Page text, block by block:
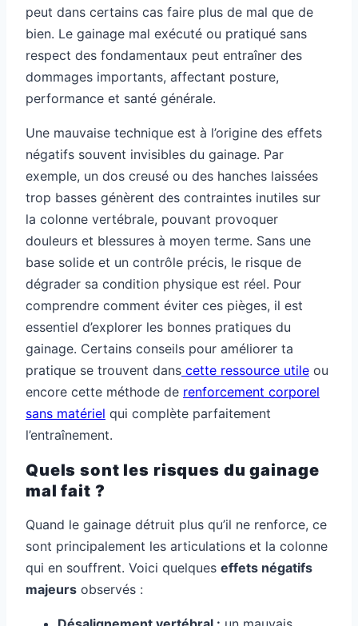
peut dans certains cas faire plus de mal que de
bien. Le gainage mal exécuté ou pratiqué sans
respect des fondamentaux peut entraîner des
dommages importants, affectant posture,
performance et santé générale.
Une mauvaise technique est à l’origine des effets
négatifs souvent invisibles du gainage. Par
exemple, un dos creusé ou des hanches laissées
trop basses génèrent des contraintes inutiles sur
la colonne vertébrale, pouvant provoquer
douleurs et blessures à moyen terme. Sans une
base solide et un contrôle précis, le risque de
dégrader sa condition physique est réel. Pour
comprendre comment éviter ces pièges, il est
essentiel d’explorer les bonnes pratiques du
gainage. Certains conseils pour améliorer ta
pratique se trouvent dans cette ressource utile ou
encore cette méthode de renforcement corporel
sans matériel qui complète parfaitement
l’entraînement.
Quels sont les risques du gainage
mal fait ?
Quand le gainage détruit plus qu’il ne renforce, ce
sont principalement les articulations et la colonne
qui en souffrent. Voici quelques effets négatifs
majeurs observés :